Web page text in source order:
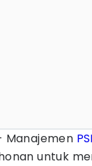
Manajemen
untuk